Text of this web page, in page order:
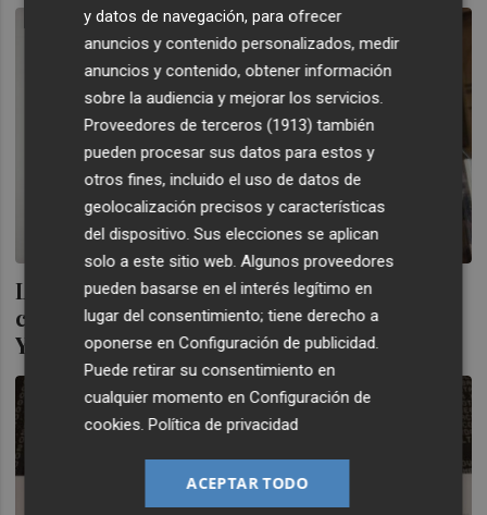
La CNMV aprueba la OPA de los
canadienses de Brookfield sobre Saeta
Yield
y datos de navegación, para ofrecer
anuncios y contenido personalizados, medir
anuncios y contenido, obtener información
sobre la audiencia y mejorar los servicios.
Proveedores de terceros (1913) también
pueden procesar sus datos para estos y
otros fines, incluido el uso de datos de
geolocalización precisos y características
del dispositivo. Sus elecciones se aplican
solo a este sitio web. Algunos proveedores
pueden basarse en el interés legítimo en
lugar del consentimiento; tiene derecho a
oponerse enConfiguración de publicidad.
Puede retirar su consentimiento en
cualquier momento enConfiguración de
cookies.Política de privacidad
ACEPTAR TODO